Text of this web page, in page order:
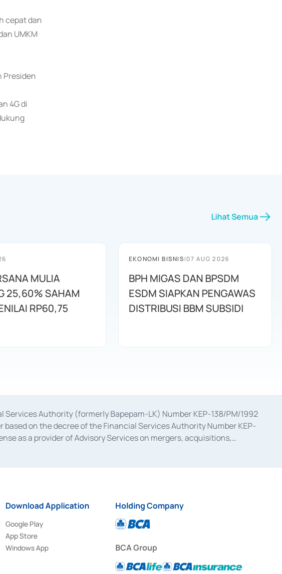
cepat dan
UMKM
Presiden
4G di
Lihat Semua
MULIA
25,60% SAHAM
RP60,75
EKONOMI BISNIS|07 AUG 2026
BPH MIGAS DAN BPSDM
ESDM SIAPKAN PENGAWAS
DISTRIBUSI BBM SUBSIDI
Authority (formerly Bapepam-LK) Number KEP-138/PM/1992
based on the decree of the Financial Services Authority Number KEP-
as a provider of Advisory Services on mergers, acquisitions,
dated February 28, 2014, a business license as a provider of
Download Application
Google Play
App Store
Windows App
Holding Company
BCA Group